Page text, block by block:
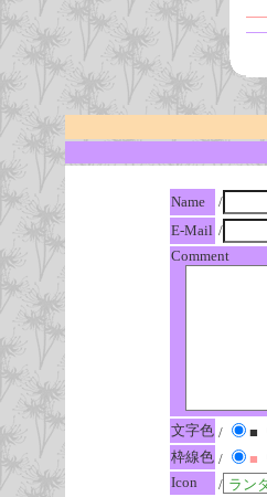
Name
/
E-Mail /
Comment
文字色 / ■
枠線色 / ■
Icon
/